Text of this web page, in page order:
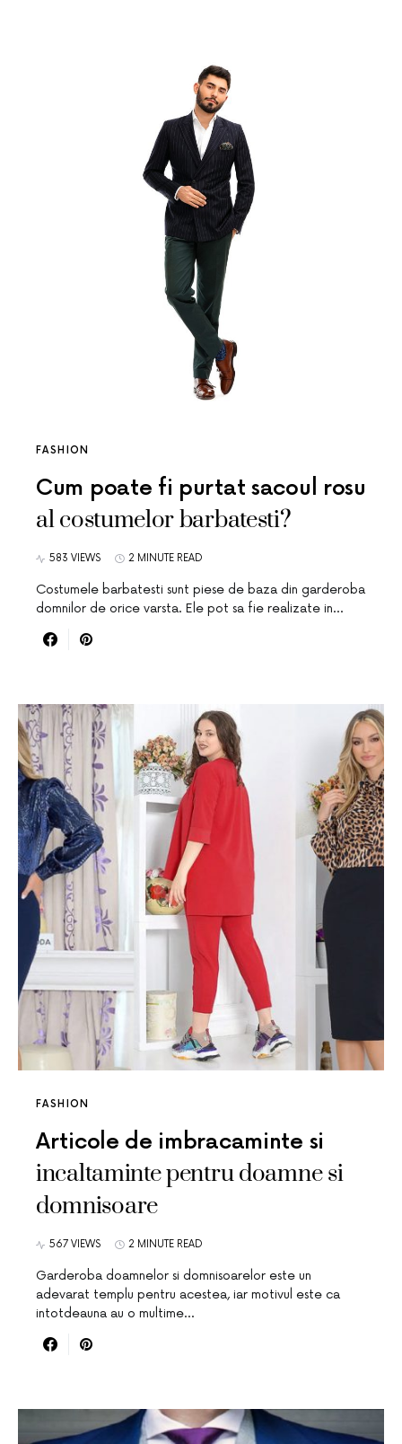
FASHION
Cum poate fi purtat sacoul rosu
al costumelor barbatesti?
583 VIEWS 2 MINUTE READ
Costumele barbatesti sunt piese de baza din garderoba
domnilor de orice varsta. Ele pot sa fie realizate in…
FASHION
Articole de imbracaminte si
incaltaminte pentru doamne si
domnisoare
567 VIEWS 2 MINUTE READ
Garderoba doamnelor si domnisoarelor este un
adevarat templu pentru acestea, iar motivul este ca
intotdeauna au o multime…